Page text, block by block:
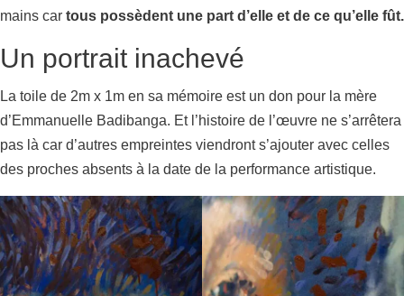
mains car tous possèdent une part d’elle et de ce qu’elle fût.
Un portrait inachevé
La toile de 2m x 1m en sa mémoire est un don pour la mère
d’Emmanuelle Badibanga. Et l’histoire de l’œuvre ne s’arrêtera
pas là car d’autres empreintes viendront s’ajouter avec celles
des proches absents à la date de la performance artistique.